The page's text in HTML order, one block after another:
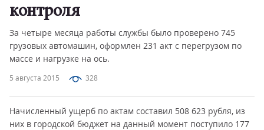
5 августа 2015 328
контроля
За четыре месяца работы службы было проверено 745
грузовых автомашин, оформлен 231 акт с перегрузом по
массе и нагрузке на ось.
Начисленный ущерб по актам составил 508 623 рубля, из
них в городской бюджет на данный момент поступило 177